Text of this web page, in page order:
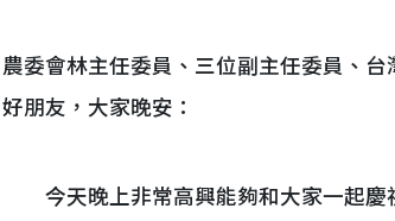
農委會林主任委員、三位副主任委員、
好朋友，大家晚安：
今天晚上非常高興能夠和大家一起慶